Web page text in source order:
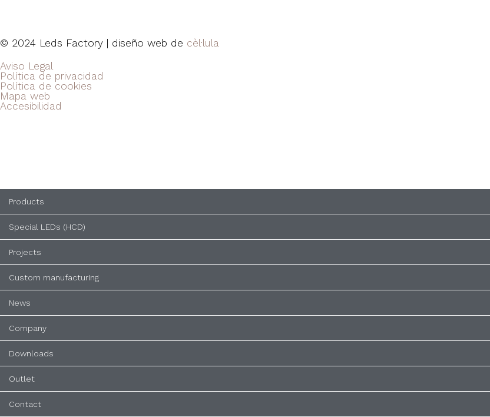
© 2024 Leds Factory | diseño web de cèl·lula
Aviso Legal
Política de privacidad
Política de cookies
Mapa web
Accesibilidad
Products
Special LEDs (HCD)
Projects
Custom manufacturing
News
Company
Downloads
Outlet
Contact